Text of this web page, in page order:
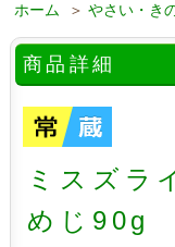
ホーム ＞やさい・き
商品詳細
ミスズラ
めじ90g